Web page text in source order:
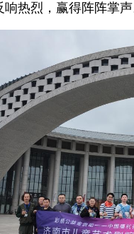
热烈，赢得阵阵掌